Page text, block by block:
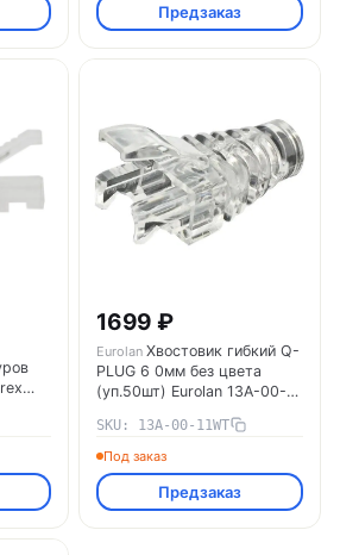
Предзаказ
1699 ₽
Eurolan Хвостовик гибкий Q-
PLUG 6 0мм без цвета
(уп.50шт) Eurolan 13A-00-
SKU: 13A-00-11WT
Под заказ
Предзаказ